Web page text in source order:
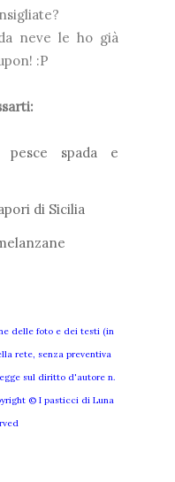
neve le ho già
:P
pesce spada e
di Sicilia
delle foto e dei testi (in
rete, senza preventiva
sul diritto d'autore n.
© I pasticci di Luna